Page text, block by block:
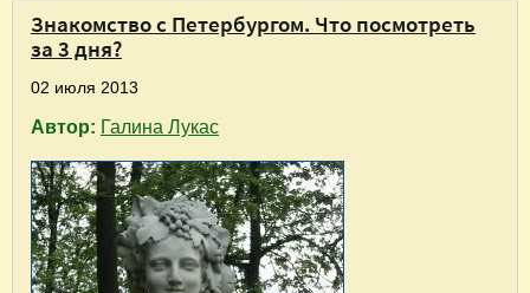
Знакомство с Петербургом. Что посмотреть
за 3 дня?
02 июля 2013
Автор: Галина Лукас